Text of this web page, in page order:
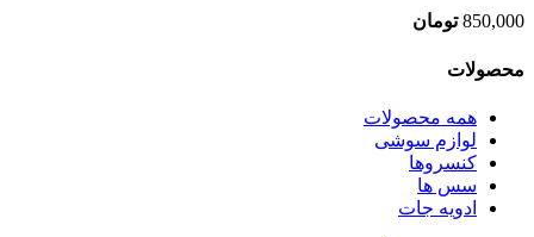
850,000 تومان
محصولات
همه محصولات
لوازم سوشی
کنسروها
سس ها
ادویه جات